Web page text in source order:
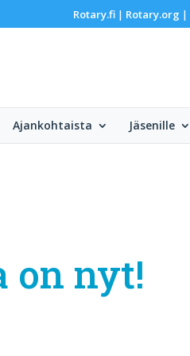
Rotary.fi| Rotary.org |
Ajankohtaista Jäsenille
on nyt!